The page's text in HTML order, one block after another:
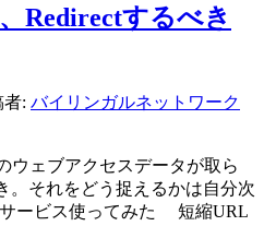
Redirectするべき
者: バイリンガルネットワーク
ウェブアクセスデータが取ら
。それをどう捉えるかは自分次
ービス使ってみた 短縮URL